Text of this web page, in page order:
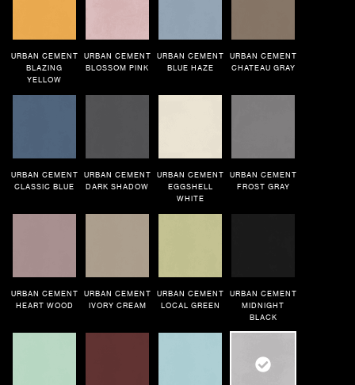
URBAN CEMENT
BLAZING
YELLOW
URBAN CEMENT
BLOSSOM PINK
URBAN CEMENT
BLUE HAZE
URBAN CEMENT
CHATEAU GRAY
URBAN CEMENT
CLASSIC BLUE
URBAN CEMENT
DARK SHADOW
URBAN CEMENT
EGGSHELL
WHITE
URBAN CEMENT
FROST GRAY
URBAN CEMENT
HEART WOOD
URBAN CEMENT
IVORY CREAM
URBAN CEMENT
LOCAL GREEN
URBAN CEMENT
MIDNIGHT
BLACK